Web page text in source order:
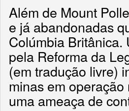
Além de Mount
e já abandonadas
Colúmbia Britânica.
pela Reforma da
(em tradução livre)
minas em
uma ameaça de